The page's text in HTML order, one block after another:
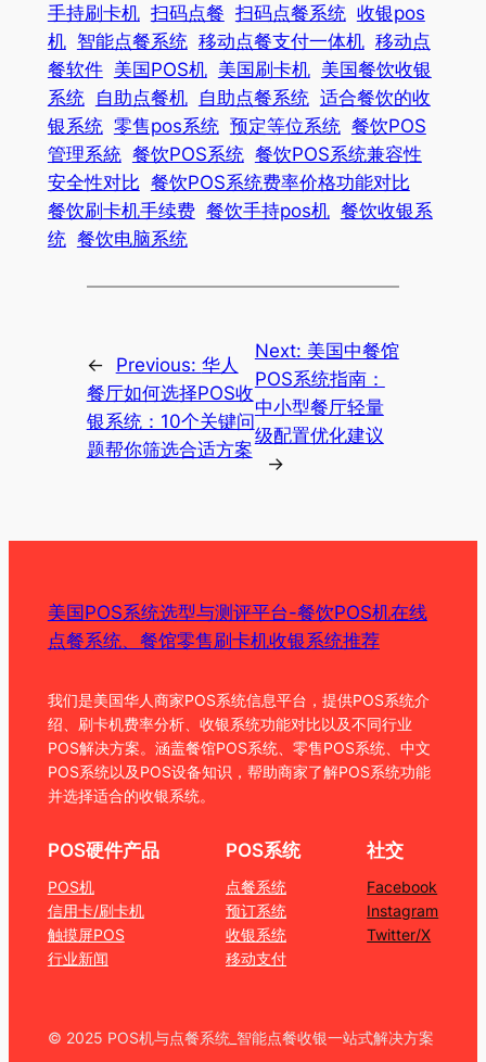
手持刷卡机 扫码点餐 扫码点餐系统 收银pos
机 智能点餐系统 移动点餐支付一体机 移动点
餐软件 美国POS机 美国刷卡机 美国餐饮收银
系统
自助点餐机 自助点餐系统 适合餐饮的收
银系统 零售pos系统 预定等位系统 餐饮POS
管理系統 餐饮POS系统 餐饮POS系统兼容性
安全性对比 餐饮POS系统费率价格功能对比
餐饮刷卡机手续费 餐饮手持pos机 餐饮收银系
统 餐饮电脑系统
← Previous: 华人
餐厅如何选择POS收
银系统：10个关键问
题帮你筛选合适方案
Next: 美国中餐馆
POS系统指南：
中小型餐厅轻量
级配置优化建议
→
美国POS系统选型与测评平台-餐饮POS机在线
点餐系统、餐馆零售刷卡机收银系统推荐
我们是美国华人商家POS系统信息平台，提供POS系统介
绍、刷卡机费率分析、收银系统功能对比以及不同行业
POS解决方案。涵盖餐馆POS系统、零售POS系统、中文
POS系统以及POS设备知识，帮助商家了解POS系统功能
并选择适合的收银系统。
POS硬件产品
POS机
信用卡/刷卡机
触摸屏POS
行业新闻
POS系统
点餐系统
预订系统
收银系统
移动支付
社交
Facebook
Instagram
Twitter/X
© 2025 POS机与点餐系统_智能点餐收银一站式解决方案